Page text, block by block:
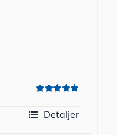
5.00
ud af 5
Detaljer